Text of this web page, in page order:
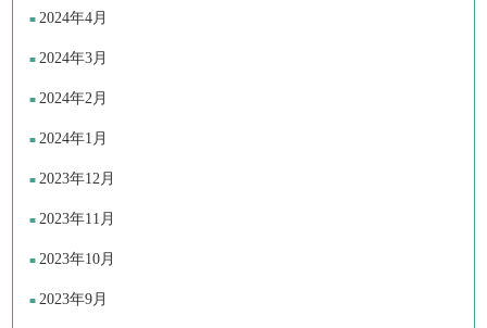
2024年4月
2024年3月
2024年2月
2024年1月
2023年12月
2023年11月
2023年10月
2023年9月